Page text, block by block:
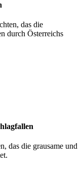
das die
durch Österreichs
das die grausame und